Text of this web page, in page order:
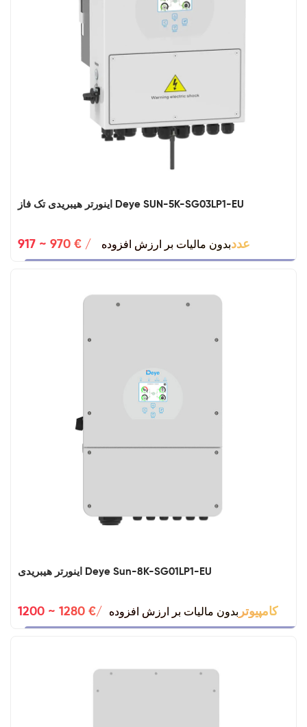
اینورتر هیبریدی تک فاز Deye SUN-5K-SG03LP1-EU
917 ~ 970 € / عددبدون مالیات بر ارزش افزوده
اینورتر هیبریدی Deye Sun-8K-SG01LP1-EU
1200 ~ 1280 €/کامپیوتر بدون مالیات بر ارزش افزوده